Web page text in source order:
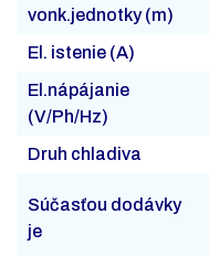
vonk.jednotky (m)
El. istenie (A)
El.nápájanie
(V/Ph/Hz)
Druh chladiva
Súčasťou dodávky
je